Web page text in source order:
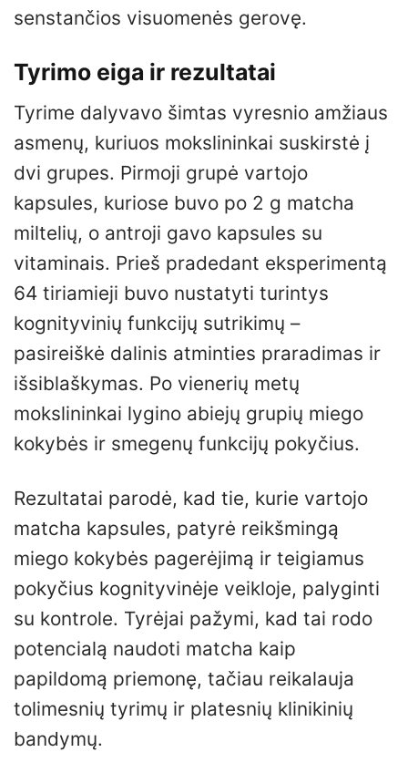
senstančios visuomenės gerovę.
Tyrimo eiga ir rezultatai
Tyrime dalyvavo šimtas vyresnio amžiaus
asmenų, kuriuos mokslininkai suskirstė į
dvi grupes. Pirmoji grupė vartojo
kapsules, kuriose buvo po 2 g matcha
miltelių, o antroji gavo kapsules su
vitaminais. Prieš pradedant eksperimentą
64 tiriamieji buvo nustatyti turintys
kognityvinių funkcijų sutrikimų –
pasireiškė dalinis atminties praradimas ir
išsiblaškymas. Po vienerių metų
mokslininkai lygino abiejų grupių miego
kokybės ir smegenų funkcijų pokyčius.
Rezultatai parodė, kad tie, kurie vartojo
matcha kapsules, patyrė reikšmingą
miego kokybės pagerėjimą ir teigiamus
pokyčius kognityvinėje veikloje, palyginti
su kontrole. Tyrėjai pažymi, kad tai rodo
potencialą naudoti matcha kaip
papildomą priemonę, tačiau reikalauja
tolimesnių tyrimų ir platesnių klinikinių
bandymų.